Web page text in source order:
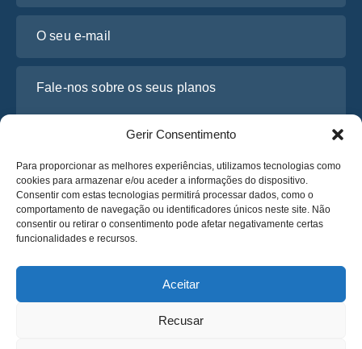
Gerir Consentimento
Para proporcionar as melhores experiências, utilizamos tecnologias como
cookies para armazenar e/ou aceder a informações do dispositivo.
Consentir com estas tecnologias permitirá processar dados, como o
comportamento de navegação ou identificadores únicos neste site. Não
consentir ou retirar o consentimento pode afetar negativamente certas
funcionalidades e recursos.
Aceitar
Recusar
Li e concordo com a
Obtenha um Orçamento
Obtenha um Orçamento